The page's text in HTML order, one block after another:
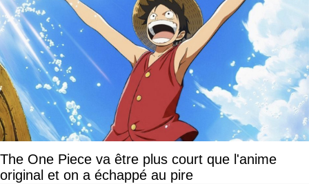
The One Piece va être plus court que l'anime
original et on a échappé au pire